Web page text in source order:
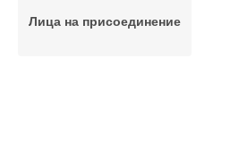
Лица на присоединение